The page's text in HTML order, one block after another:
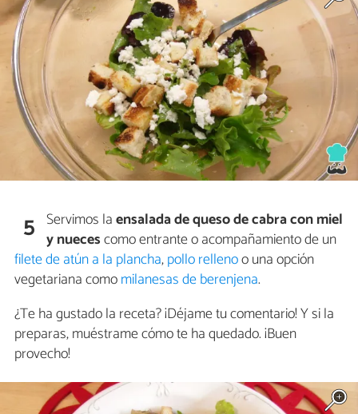
5 Servimos laensalada de queso de cabra con miel
y nuecescomo entrante o acompañamiento de un
filete de atún a la plancha,pollo rellenoo una opción
vegetariana comomilanesas de berenjena.
¿Te ha gustado la receta? ¡Déjame tu comentario! Y si la
preparas, muéstrame cómo te ha quedado. ¡Buen
provecho!